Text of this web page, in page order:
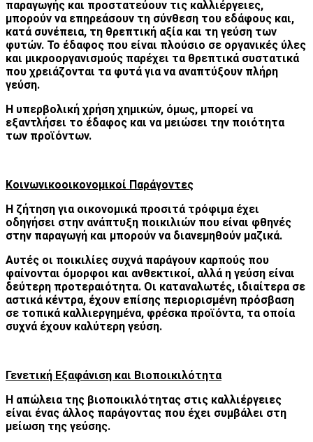
παραγωγής και προστατεύουν τις καλλιέργειες,
μπορούν να επηρεάσουν τη σύνθεση του εδάφους και,
κατά συνέπεια, τη θρεπτική αξία και τη γεύση των
φυτών. Το έδαφος που είναι πλούσιο σε οργανικές ύλες
και μικροοργανισμούς παρέχει τα θρεπτικά συστατικά
που χρειάζονται τα φυτά για να αναπτύξουν πλήρη
γεύση.
Η υπερβολική χρήση χημικών, όμως, μπορεί να
εξαντλήσει το έδαφος και να μειώσει την ποιότητα
των προϊόντων.
Κοινωνικοοικονομικοί Παράγοντες
Η ζήτηση για οικονομικά προσιτά τρόφιμα έχει
οδηγήσει στην ανάπτυξη ποικιλιών που είναι φθηνές
στην παραγωγή και μπορούν να διανεμηθούν μαζικά.
Αυτές οι ποικιλίες συχνά παράγουν καρπούς που
φαίνονται όμορφοι και ανθεκτικοί, αλλά η γεύση είναι
δεύτερη προτεραιότητα. Οι καταναλωτές, ιδιαίτερα σε
αστικά κέντρα, έχουν επίσης περιορισμένη πρόσβαση
σε τοπικά καλλιεργημένα, φρέσκα προϊόντα, τα οποία
συχνά έχουν καλύτερη γεύση.
Γενετική Εξαφάνιση και Βιοποικιλότητα
Η απώλεια της βιοποικιλότητας στις καλλιέργειες
είναι ένας άλλος παράγοντας που έχει συμβάλει στη
μείωση της γεύσης.